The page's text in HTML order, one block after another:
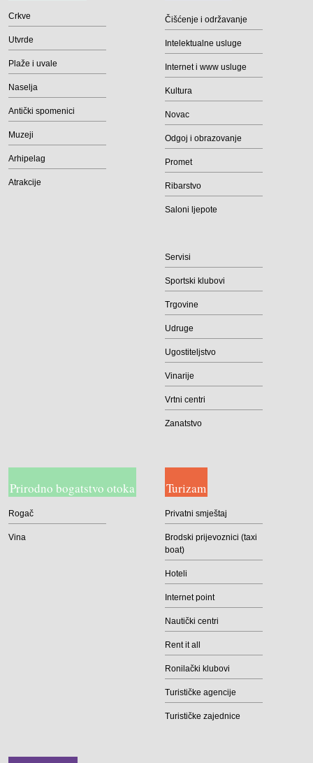
Crkve
Utvrde
Plaže i uvale
Naselja
Antički spomenici
Muzeji
Arhipelag
Atrakcije
Čišćenje i održavanje
Intelektualne usluge
Internet i www usluge
Kultura
Novac
Odgoj i obrazovanje
Promet
Ribarstvo
Saloni ljepote
Servisi
Sportski klubovi
Trgovine
Udruge
Ugostiteljstvo
Vinarije
Vrtni centri
Zanatstvo
Prirodno bogatstvo otoka
Rogač
Vina
Turizam
Privatni smještaj
Brodski prijevoznici (taxi
boat)
Hoteli
Internet point
Nautički centri
Rent it all
Ronilački klubovi
Turističke agencije
Turističke zajednice